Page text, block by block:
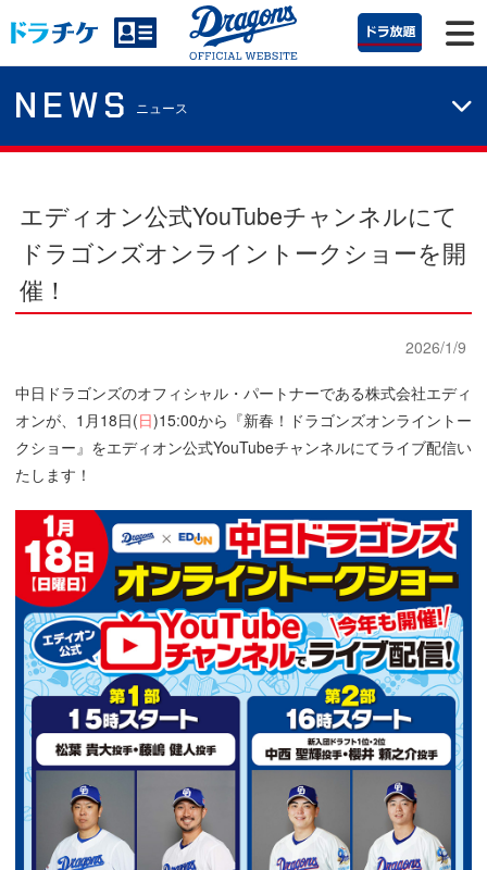
NEWS ニュース
エディオン公式YouTubeチャンネルにて
ドラゴンズオンライントークショーを開
催！
2026/1/9
中日ドラゴンズのオフィシャル・パートナーである株式会社エディ
オンが、1月18日(日)15:00から『新春！ドラゴンズオンライントー
クショー』をエディオン公式YouTubeチャンネルにてライブ配信い
たします！